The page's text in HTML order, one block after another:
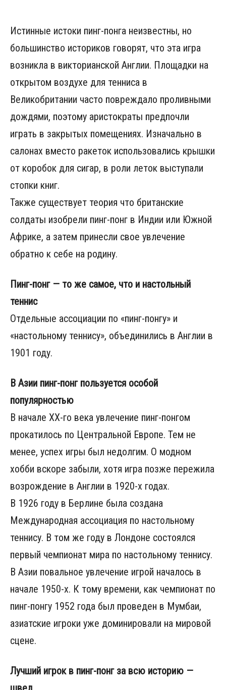
Истинные истоки пинг-понга неизвестны, но
большинство историков говорят, что эта игра
возникла в викторианской Англии. Площадки на
открытом воздухе для тенниса в
Великобритании часто повреждало проливными
дождями, поэтому аристократы предпочли
играть в закрытых помещениях. Изначально в
салонах вместо ракеток использовались крышки
от коробок для сигар, в роли леток выступали
стопки книг.
Также существует теория что британские
солдаты изобрели пинг-понг в Индии или Южной
Африке, а затем принесли свое увлечение
обратно к себе на родину.
Пинг-понг — то же самое, что и настольный
теннис
Отдельные ассоциации по «пинг-понгу» и
«настольному теннису», объединились в Англии в
1901 году.
В Азии пинг-понг пользуется особой
популярностью
В начале ХХ-го века увлечение пинг-понгом
прокатилось по Центральной Европе. Тем не
менее, успех игры был недолгим. О модном
хобби вскоре забыли, хотя игра позже пережила
возрождение в Англии в 1920-х годах.
В 1926 году в Берлине была создана
Международная ассоциация по настольному
теннису. В том же году в Лондоне состоялся
первый чемпионат мира по настольному теннису.
В Азии повальное увлечение игрой началось в
начале 1950-х. К тому времени, как чемпионат по
пинг-понгу 1952 года был проведен в Мумбаи,
азиатские игроки уже доминировали на мировой
сцене.
Лучший игрок в пинг-понг за всю историю —